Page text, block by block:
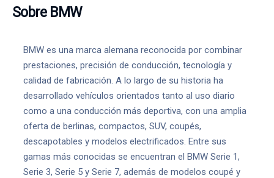
Sobre BMW
BMW es una marca alemana reconocida por combinar
prestaciones, precisión de conducción, tecnología y
calidad de fabricación. A lo largo de su historia ha
desarrollado vehículos orientados tanto al uso diario
como a una conducción más deportiva, con una amplia
oferta de berlinas, compactos, SUV, coupés,
descapotables y modelos electrificados. Entre sus
gamas más conocidas se encuentran el BMW Serie 1,
Serie 3, Serie 5 y Serie 7, además de modelos coupé y